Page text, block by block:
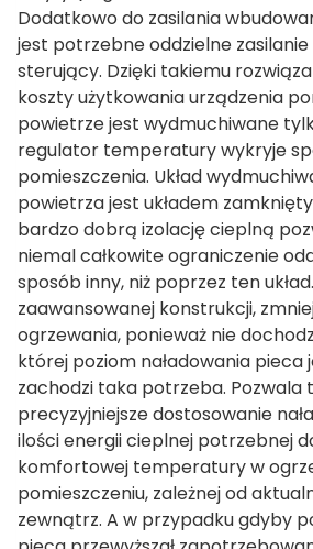
Dodatkowo do zasilania
jest potrzebne oddzielne
sterujący. Dzięki takiemu
koszty użytkowania urządzenia
powietrze jest wydmuchiwane
regulator temperatury wykryje
pomieszczenia. Układ
powietrza jest układem
bardzo dobrą izolację cieplną
niemal całkowite ograniczenie
sposób inny, niż poprzez ten
zaawansowanej konstrukcji,
ogrzewania, ponieważ nie
której poziom naładowania pieca
zachodzi taka potrzeba. Pozwala
precyzyjniejsze dostosowanie
ilości energii cieplnej potrzebnej
komfortowej temperatury w
pomieszczeniu, zależnej od
zewnątrz. A w przypadku gdyby